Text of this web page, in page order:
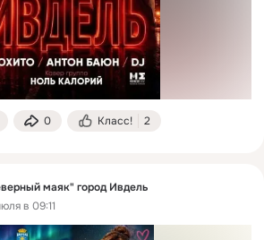
0 Класс! 2
маяк" город Ивдель
в 09:11